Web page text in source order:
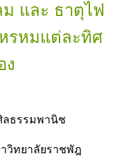
และ ธาตุไฟ
หรหมแต่ละทิศ
ง
ลธรรมพานิช
วิทยาลัยราชพัฎ